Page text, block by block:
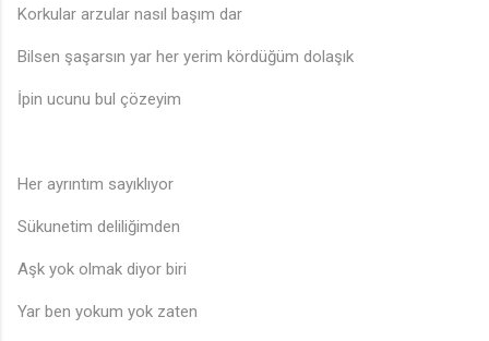
Korkular arzular nasıl başım dar
Bilsen şaşarsın yar her yerim kördüğüm dolaşık
İpin ucunu bul çözeyim
Her ayrıntım sayıklıyor
Sükunetim deliliğimden
Aşk yok olmak diyor biri
Yar ben yokum yok zaten